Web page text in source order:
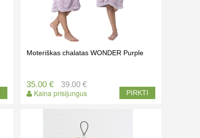
Moteriškas chalatas WONDER Purple
35.00 €
Kaina prisijungus
39.00 €
PIRKTI